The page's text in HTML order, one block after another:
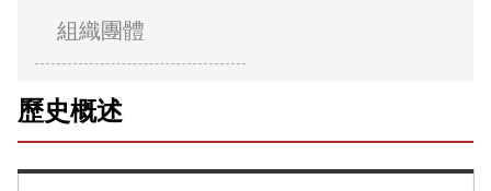
意見信箱
組織團體
歷史概述